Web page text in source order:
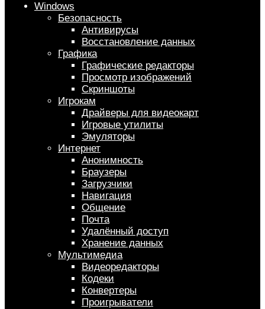
Windows
Безопасность
Антивирусы
Восстановление данных
Графика
Графические редакторы
Просмотр изображений
Скриншоты
Игрокам
Драйверы для видеокарт
Игровые утилиты
Эмуляторы
Интернет
Анонимность
Браузеры
Загрузчики
Навигация
Общение
Почта
Удалённый доступ
Хранение данных
Мультимедиа
Видеоредакторы
Кодеки
Конвертеры
Проигрыватели